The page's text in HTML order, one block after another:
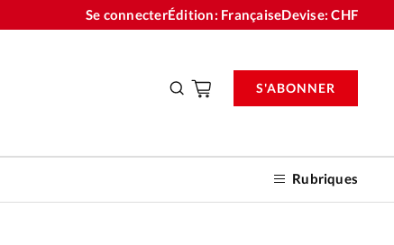
Se connecterÉdition: FrançaiseDevise:CHF
Rubriques
S'ABONNER